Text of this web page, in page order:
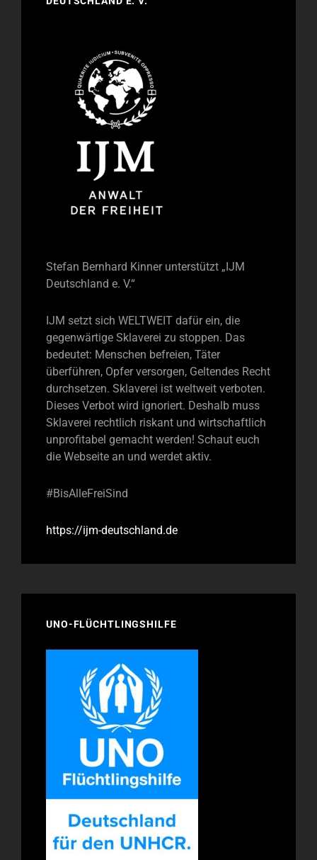
Stefan Bernhard Kinner unterstützt „IJM
Deutschland e. V.“
IJM setzt sich WELTWEIT dafür ein, die
gegenwärtige Sklaverei zu stoppen. Das
bedeutet: Menschen befreien, Täter
überführen, Opfer versorgen, Geltendes Recht
durchsetzen. Sklaverei ist weltweit verboten.
Dieses Verbot wird ignoriert. Deshalb muss
Sklaverei rechtlich riskant und wirtschaftlich
unprofitabel gemacht werden! Schaut euch
die Webseite an und werdet aktiv.
#BisAlleFreiSind
https://ijm-deutschland.de
UNO-FLÜCHTLINGSHILFE